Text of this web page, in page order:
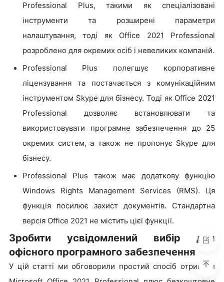
Professional Plus, такими як спеціалізовані
інструменти та розширені параметри
налаштування, тоді як Office 2021 Professional
розроблено для окремих осіб і невеликих компаній.
Professional Plus полегшує корпоративне
ліцензування та постачається з комунікаційним
інструментом Skype для бізнесу. Тоді як Office 2021
Professional дозволяє встановлювати та
використовувати програмне забезпечення до 25
окремих систем, а також не пропонує Skype для
бізнесу.
Professional Plus також має додаткову функцію
Windows Rights Management Services (RMS). Ця
функція посилює захист документів. Стандартна
версія Office 2021 не містить цієї функції.
Зробити усвідомлений вибір для
офісного програмного забезпечення
У цій статті ми обговорили простий спосіб отримати